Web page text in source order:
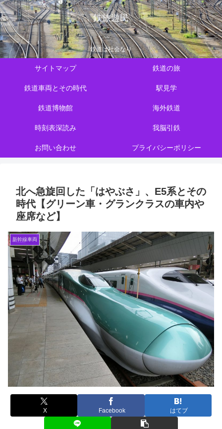
鉄旅遊民
鉄道は社会なり
サイトマップ 鉄道の旅
鉄道車両とその時代 駅見学
鉄道博物館 海外鉄道
時刻表深読み 我脳引鉄
お問い合わせ プライバシーポリシー
北へ急旋回した「はやぶさ」、E5系とその
時代【グリーン車・グランクラスの車内や
座席など】
新幹線車両
X Facebook はてブ